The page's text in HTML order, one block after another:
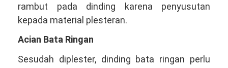
rambut pada dinding karena penyusutan
kepada material plesteran.
Acian Bata Ringan
Sesudah diplester, dinding bata ringan perlu